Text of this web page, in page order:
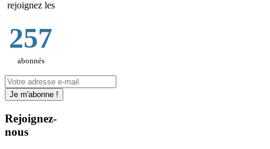
rejoignez les
257
abonnés
Rejoignez-
nous